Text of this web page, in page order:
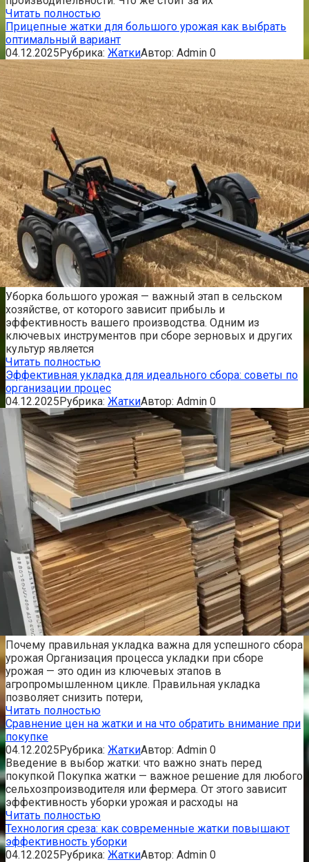
Читать полностью
Прицепные жатки для большого урожая как выбрать
оптимальный вариант
04.12.2025Рубрика: ЖаткиАвтор: Admin 0
Уборка большого урожая — важный этап в сельском
хозяйстве, от которого зависит прибыль и
эффективность вашего производства. Одним из
ключевых инструментов при сборе зерновых и других
культур является
Читать полностью
Эффективная укладка для идеального сбора: советы по
организации процес
04.12.2025Рубрика: ЖаткиАвтор: Admin 0
Почему правильная укладка важна для успешного сбора
урожая Организация процесса укладки при сборе
урожая — это один из ключевых этапов в
агропромышленном цикле. Правильная укладка
позволяет снизить потери,
Читать полностью
Сравнение цен на жатки и на что обратить внимание при
покупке
04.12.2025Рубрика: ЖаткиАвтор: Admin 0
Введение в выбор жатки: что важно знать перед
покупкой Покупка жатки — важное решение для любого
сельхозпроизводителя или фермера. От этого зависит
эффективность уборки урожая и расходы на
Читать полностью
Технология среза: как современные жатки повышают
эффективность уборки
04.12.2025Рубрика: ЖаткиАвтор: Admin 0